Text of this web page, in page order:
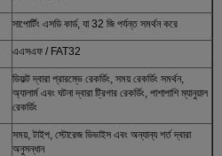
সাপোর্টিং এসডি কার্ড, যা 32 জি পর্যন্ত সমর্থন করে
এএসএফ / FAT32
ডিফল্ট দ্বারা প্রারম্ভে রেকর্ডিং, সময় রেকর্ডিং সমর্থন,
অ্যালার্ম এবং ঘটনা দ্বারা ট্রিগার রেকর্ডিং, পাশাপাশি ম্যানুয়াল
রেকর্ডিং
সময়, টাইপ, স্টোরেজ ডিভাইস এবং অন্যান্য শর্ত দ্বারা
অনুসন্ধান